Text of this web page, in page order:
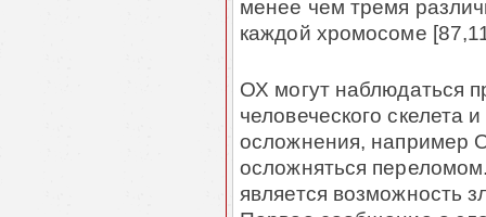
менее чем тремя
каждой хромосоме
ОХ могут наблюдаться
человеческого
осложнения, например
ос­лож­няться
является возможность